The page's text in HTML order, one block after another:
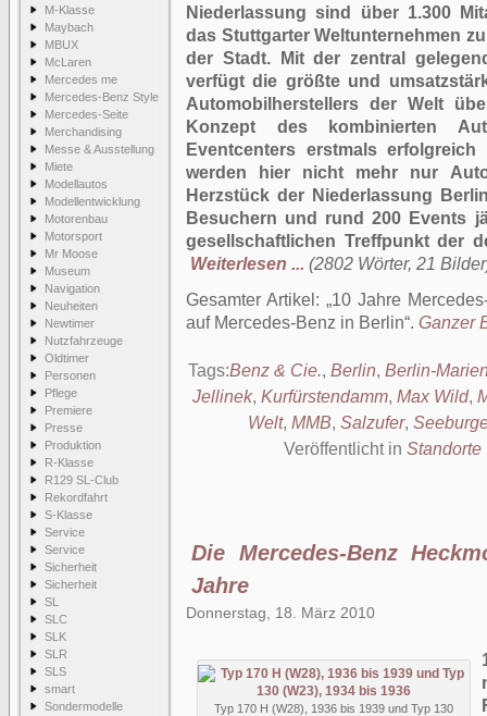
M-Klasse
Maybach
MBUX
McLaren
Mercedes me
Mercedes-Benz Style
Mercedes-Seite
Merchandising
Messe & Ausstellung
Miete
Modellautos
Modellentwicklung
Motorenbau
Motorsport
Mr Moose
Museum
Navigation
Neuheiten
Newtimer
Nutzfahrzeuge
Oldtimer
Personen
Pflege
Premiere
Presse
Produktion
R-Klasse
R129 SL-Club
Rekordfahrt
S-Klasse
Service
Service
Sicherheit
Sicherheit
SL
SLC
SLK
SLR
SLS
smart
Sondermodelle
Niederlassung sind über 1.300
das Stuttgarter Weltunternehmen
der Stadt. Mit der zentral
verfügt die größte und
Automobilherstellers der Welt
Konzept des kombinierten
Eventcenters erstmals
werden hier nicht mehr nur
Herzstück der Niederlassung
Besuchern und rund 200 Events
gesellschaftlichen Treffpunkt der
Weiterlesen ... (2802 Wörter, 21
Gesamter Artikel: 10 Jahre
auf Mercedes-Benz in Berlin . Ganzer
Tags:Benz & Cie., Berlin, Berlin-
Jellinek, Kurfürstendamm, Max Wild,
Welt, MMB, Salzufer,
Veröffentlicht in Standorte
Die Mercedes-Benz
Jahre
Donnerstag, 18. März 2010
Typ 170 H (W28), 1936 bis 1939 und Typ 130